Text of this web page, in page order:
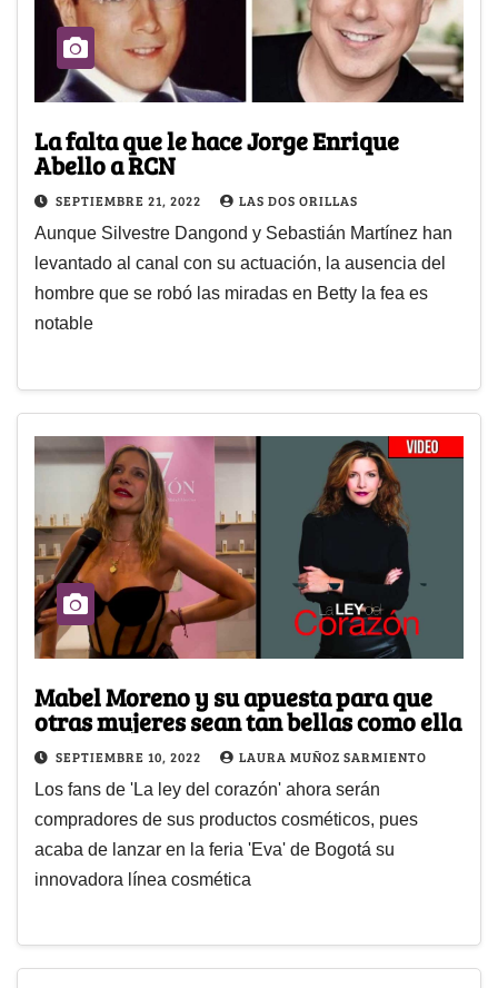
La falta que le hace Jorge Enrique
Abello a RCN
SEPTIEMBRE 21, 2022 LAS DOS ORILLAS
Aunque Silvestre Dangond y Sebastián Martínez han
levantado al canal con su actuación, la ausencia del
hombre que se robó las miradas en Betty la fea es
notable
Mabel Moreno y su apuesta para que
otras mujeres sean tan bellas como ella
SEPTIEMBRE 10, 2022 LAURA MUÑOZ SARMIENTO
Los fans de 'La ley del corazón' ahora serán
compradores de sus productos cosméticos, pues
acaba de lanzar en la feria 'Eva' de Bogotá su
innovadora línea cosmética